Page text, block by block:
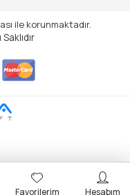
ile korunmaktadır.
Favorilerim
Hesabım